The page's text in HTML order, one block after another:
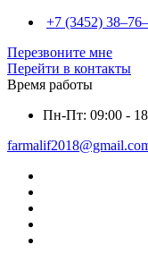
+7 (3452)
Перезвоните мне
Перейти в контакты
Время работы
Пн-Пт: 09:00 -